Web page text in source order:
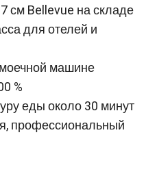
см Bellevue на складе
для отелей и
машине
%
еды около 30 минут
профессиональный